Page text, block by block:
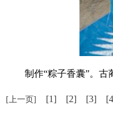
制作“粽子香囊”。古
[上一页] [1] [2] [3]